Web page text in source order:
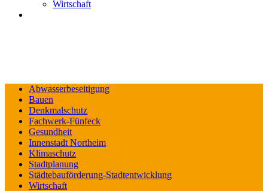
Wirtschaft
Abwasserbeseitigung
Bauen
Denkmalschutz
Fachwerk-Fünfeck
Gesundheit
Innenstadt Northeim
Klimaschutz
Stadtplanung
Städtebauförderung-Stadtentwicklung
Wirtschaft